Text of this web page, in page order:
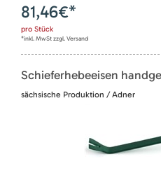
81,46€*
pro Stück
*inkl. MwSt zzgl. Versand
Schieferhebeeisen
sächsische Produktion / Adner